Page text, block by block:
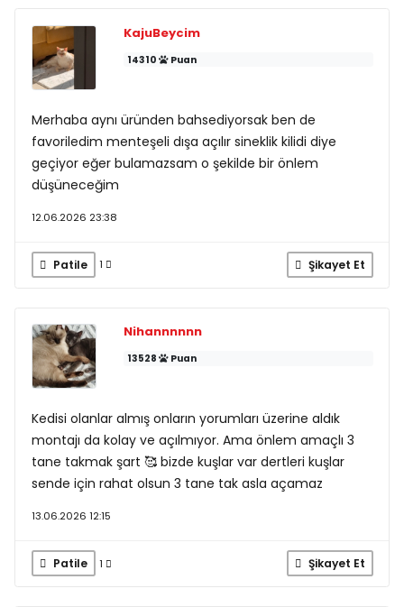
KajuBeycim
14310 Puan
Merhaba aynı üründen bahsediyorsak ben de
favoriledim menteşeli dışa açılır sineklik kilidi diye
geçiyor eğer bulamazsam o şekilde bir önlem
düşüneceğim
12.06.2026 23:38
Patile 1 Şikayet Et
Nihannnnnn
13528 Puan
Kedisi olanlar almış onların yorumları üzerine aldık
montajı da kolay ve açılmıyor. Ama önlem amaçlı 3
tane takmak şart 🥰 bizde kuşlar var dertleri kuşlar
sende için rahat olsun 3 tane tak asla açamaz
13.06.2026 12:15
Patile 1 Şikayet Et